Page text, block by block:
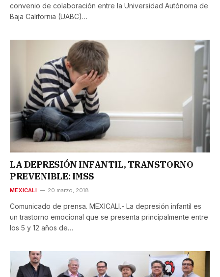
convenio de colaboración entre la Universidad Autónoma de
Baja California (UABC)…
LA DEPRESIÓN INFANTIL, TRANSTORNO
PREVENIBLE: IMSS
MEXICALI 20 marzo, 2018
Comunicado de prensa. MEXICALI.- La depresión infantil es
un trastorno emocional que se presenta principalmente entre
los 5 y 12 años de…